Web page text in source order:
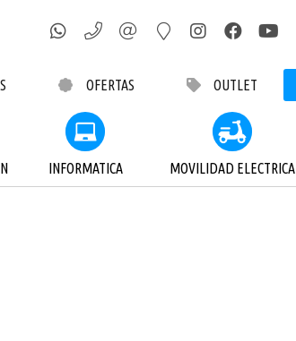
OFERTAS OUTLET
INFORMATICA MOVILIDAD ELECTRICA